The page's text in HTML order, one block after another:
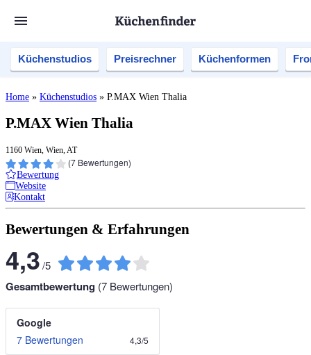
Küchenstudios Preisrechner Küchenformen
Home » Küchenstudios » P.MAX Wien Thalia
P.MAX Wien Thalia
1160 Wien, Wien, AT
(7 Bewertungen)
Bewertung
Website
Kontakt
Bewertungen & Erfahrungen
4,3/5
Gesamtbewertung (7 Bewertungen)
Google
7 Bewertungen
4,3/5